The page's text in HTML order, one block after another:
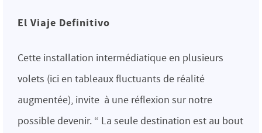
El Viaje Definitivo
Cette installation intermédiatique en plusieurs
volets (ici en tableaux fluctuants de réalité
augmentée), invite à une réflexion sur notre
possible devenir. “ La seule destination est au bout